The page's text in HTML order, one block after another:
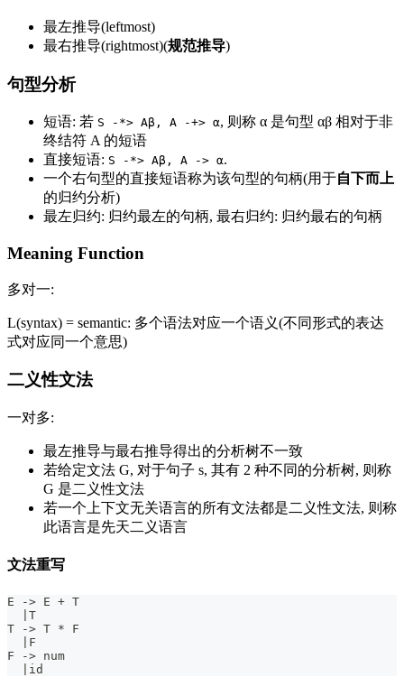
最左推导(leftmost)
最右推导(rightmost)(规范推导)
句型分析
短语: 若 S -*> Aβ, A -+> α, 则称 α 是句型 αβ 相对于非
终结符 A 的短语
直接短语: S -*> Aβ, A -> α.
一个右句型的直接短语称为该句型的句柄(用于自下而上
的归约分析)
最左归约: 归约最左的句柄, 最右归约: 归约最右的句柄
Meaning Function
多对一:
L(syntax) = semantic: 多个语法对应一个语义(不同形式的表达
式对应同一个意思)
二义性文法
一对多:
最左推导与最右推导得出的分析树不一致
若给定文法 G, 对于句子 s, 其有 2 种不同的分析树, 则称
G 是二义性文法
若一个上下文无关语言的所有文法都是二义性文法, 则称
此语言是先天二义语言
文法重写
E -> E + T
T
T
-> T * F
F
F
-> num
id